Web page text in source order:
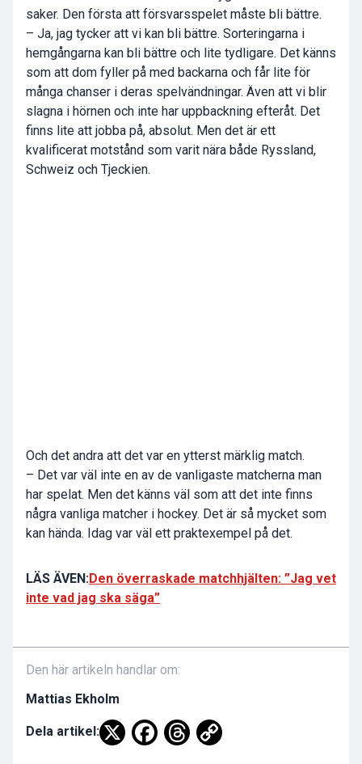
saker. Den första att försvarsspelet måste bli bättre.
– Ja, jag tycker att vi kan bli bättre. Sorteringarna i
hemgångarna kan bli bättre och lite tydligare. Det känns
som att dom fyller på med backarna och får lite för
många chanser i deras spelvändningar. Även att vi blir
slagna i hörnen och inte har uppbackning efteråt. Det
finns lite att jobba på, absolut. Men det är ett
kvalificerat motstånd som varit nära både Ryssland,
Schweiz och Tjeckien.
Och det andra att det var en ytterst märklig match.
– Det var väl inte en av de vanligaste matcherna man
har spelat. Men det känns väl som att det inte finns
några vanliga matcher i hockey. Det är så mycket som
kan hända. Idag var väl ett praktexempel på det.
LÄS ÄVEN:Den överraskade matchhjälten: ”Jag vet
inte vad jag ska säga”
Den här artikeln handlar om:
Mattias Ekholm
Dela artikel: